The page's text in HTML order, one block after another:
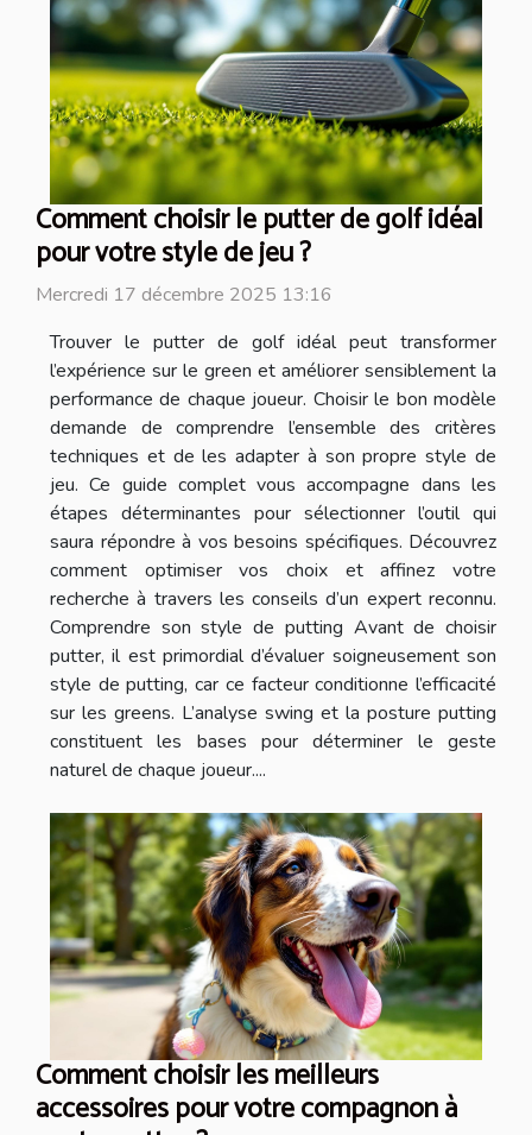
Comment choisir le putter de golf idéal
pour votre style de jeu ?
Mercredi 17 décembre 2025 13:16
Trouver le putter de golf idéal peut transformer
l’expérience sur le green et améliorer sensiblement la
performance de chaque joueur. Choisir le bon modèle
demande de comprendre l’ensemble des critères
techniques et de les adapter à son propre style de
jeu. Ce guide complet vous accompagne dans les
étapes déterminantes pour sélectionner l’outil qui
saura répondre à vos besoins spécifiques. Découvrez
comment optimiser vos choix et affinez votre
recherche à travers les conseils d’un expert reconnu.
Comprendre son style de putting Avant de choisir
putter, il est primordial d’évaluer soigneusement son
style de putting, car ce facteur conditionne l’efficacité
sur les greens. L’analyse swing et la posture putting
constituent les bases pour déterminer le geste
naturel de chaque joueur....
Comment choisir les meilleurs
accessoires pour votre compagnon à